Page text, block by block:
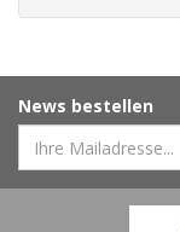
News bestellen